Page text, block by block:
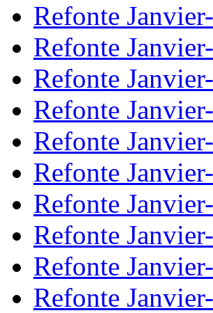
Refonte
Refonte
Refonte
Refonte
Refonte
Refonte
Refonte
Refonte
Refonte
Refonte